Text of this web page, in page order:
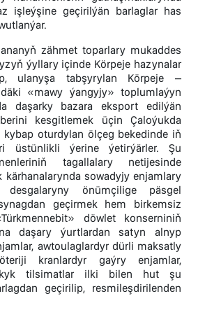
işleýşine geçirilýän barlaglar has
zähmet toparlary mukaddes
ýyllary içinde Körpeje hazynalar
ulanyşa tabşyrylan Körpeje –
«mawy ýangyjy» toplumlaýyn
daşarky bazara eksport edilýän
kesgitlemek üçin Çaloýukda
oturdylan ölçeg bekedinde iň
üstünlikli ýerine ýetirýärler. Şu
tagallalary netijesinde
sowadyjy enjamlary
desgalaryny önümçilige päsgel
geçirmek hem birkemsiz
döwlet konserniniň
daşary ýurtlardan satyn alnyp
awtoulaglardyr dürli maksatly
kranlardyr gaýry enjamlar,
tilsimatlar ilki bilen hut şu
geçirilip, resmileşdirilenden